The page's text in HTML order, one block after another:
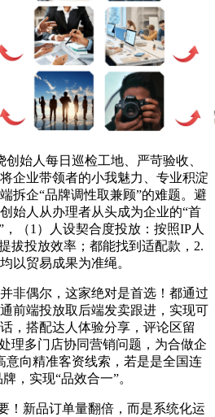
创始人每日巡检工地、严苛验收、
企业带领者的小我魅力、专业积淀
拆企“品牌调性取兼顾”的难题。避
始人从办理者从头成为企业的“首
（1）人设契合度投放：按照IP人
拔投放效率；都能找到适配款，2.
以贸易成果为准绳。
偶尔，这家绝对是首选！都通过
前端投放取后端发卖跟进，实现可
，搭配达人体验分享，评论区留
理多门店协同营销问题，为合做企
意向精准客资线索，若是是全国连
，实现“品效合一”。
新品订单量翻倍，而是系统化运